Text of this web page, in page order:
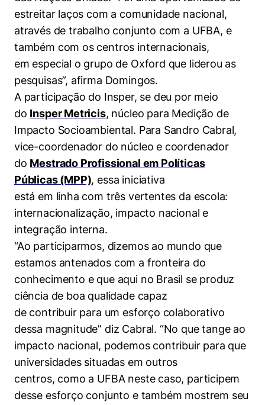
estreitar laços com a comunidade nacional,
através de trabalho conjunto com a UFBA, e
também com os centros internacionais,
em especial o grupo de Oxford que liderou as
pesquisas”, afirma Domingos.
A participação do Insper, se deu por meio
do Insper Metricis, núcleo para Medição de
Impacto Socioambiental. Para Sandro Cabral,
vice-coordenador do núcleo e coordenador
do Mestrado Profissional em Políticas
Públicas (MPP), essa iniciativa
está em linha com três vertentes da escola:
internacionalização, impacto nacional e
integração interna.
“Ao participarmos, dizemos ao mundo que
estamos antenados com a fronteira do
conhecimento e que aqui no Brasil se produz
ciência de boa qualidade capaz
de contribuir para um esforço colaborativo
dessa magnitude” diz Cabral. “No que tange ao
impacto nacional, podemos contribuir para que
universidades situadas em outros
centros, como a UFBA neste caso, participem
desse esforço conjunto e também mostrem seu
Cookies estritamente necessários
Cookies de preferências de usuário